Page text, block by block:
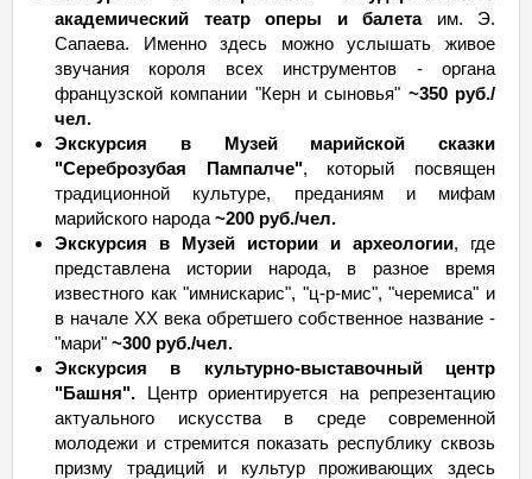
академический театр оперы и балетаим. Э.
Сапаева. Именно здесь можно услышать живое
звучания короля всех инструментов - органа
французской компании "Керн и сыновья" ~350 руб./
чел.
Экскурсия в Музей марийской сказки
"Сереброзубая Пампалче", который посвящен
традиционной культуре, преданиям и мифам
марийского народа ~200 руб./чел.
Экскурсия в Музей истории и археологии, где
представлена истории народа, в разное время
известного как "имнискарис", "ц-р-мис", "черемиса" и
в начале XX века обретшего собственное название -
"мари" ~300 руб./чел.
Экскурсия в культурно-выставочный центр
"Башня". Центр ориентируется на репрезентацию
актуального искусства в среде современной
молодежи и стремится показать республику сквозь
призму традиций и культур проживающих здесь